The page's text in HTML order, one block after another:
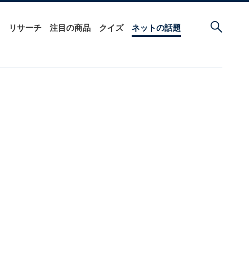
リサーチ 注目の商品 クイズ ネットの話題